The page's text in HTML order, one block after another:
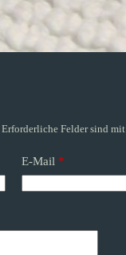
Erforderliche Felder sind mit
E-Mail *